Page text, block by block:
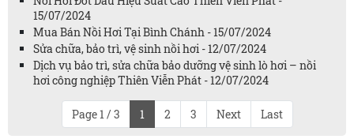
15/07/2024
Mua Bán Nồi Hơi Tại Bình Chánh - 15/07/2024
Sửa chữa, bảo trì, vệ sinh nồi hơi - 12/07/2024
Dịch vụ bảo trì, sửa chữa bảo dưỡng vệ sinh lò hơi – nồi
hơi công nghiệp Thiên Viễn Phát - 12/07/2024
Page 1 / 3 1 2 3 Next Last